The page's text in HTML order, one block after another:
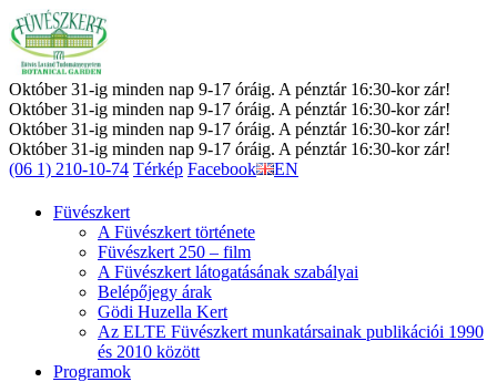
Október 31-ig minden nap 9-17 óráig. A pénztár 16:30-kor zár!
Október 31-ig minden nap 9-17 óráig. A pénztár 16:30-kor zár!
Október 31-ig minden nap 9-17 óráig. A pénztár 16:30-kor zár!
Október 31-ig minden nap 9-17 óráig. A pénztár 16:30-kor zár!
(06 1) 210-10-74 Térkép Facebook EN
Füvészkert
A Füvészkert története
Füvészkert 250 – film
A Füvészkert látogatásának szabályai
Belépőjegy árak
Gödi Huzella Kert
Az ELTE Füvészkert munkatársainak publikációi 1990
és 2010 között
Programok